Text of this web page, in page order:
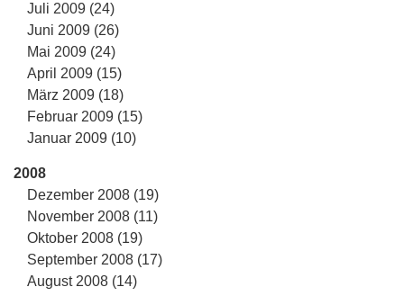
Juli 2009 (24)
Juni 2009 (26)
Mai 2009 (24)
April 2009 (15)
März 2009 (18)
Februar 2009 (15)
Januar 2009 (10)
2008
Dezember 2008 (19)
November 2008 (11)
Oktober 2008 (19)
September 2008 (17)
August 2008 (14)